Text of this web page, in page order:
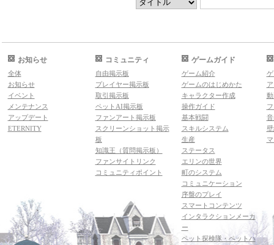
お知らせ
全体
お知らせ
イベント
メンテナンス
アップデート
ETERNITY
コミュニティ
自由掲示板
プレイヤー掲示板
取引掲示板
ペットAI掲示板
ファンアート掲示板
スクリーンショット掲示
板
知識王（質問掲示板）
ファンサイトリンク
コミュニティポイント
ゲームガイド
ゲーム紹介
ゲームのはじめかた
キャラクター作成
操作ガイド
基本戦闘
スキルシステム
生産
ステータス
エリンの世界
町のシステム
コミュニケーション
序盤のプレイ
スマートコンテンツ
インタラクションメーカ
ー
ペット探検隊・ペットハ